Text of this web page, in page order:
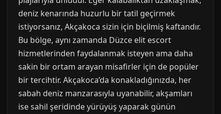
deniz kenarında huzurlu bir tatil geçirmek
istiyorsanız, Akçakoca sizin için biçilmiş kaftandır.
Bu bölge, aynı zamanda Düzce elit escort
hizmetlerinden faydalanmak isteyen ama daha
sakin bir ortam arayan misafirler için de popüler
bir tercihtir. Akçakoca’da konakladığınızda, her
sabah deniz manzarasıyla uyanabilir, akşamları
ise sahil şeridinde yürüyüş yaparak günün